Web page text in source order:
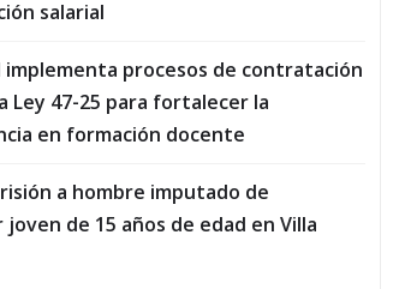
salarial
implementa procesos de contratación
Ley 47-25 para fortalecer la
en formación docente
a hombre imputado de
de 15 años de edad en Villa